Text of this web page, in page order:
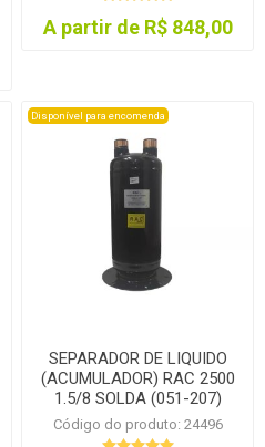
A partir de R$ 848,00
Disponível para encomenda
SEPARADOR DE LIQUIDO
(ACUMULADOR) RAC 2500
1.5/8 SOLDA (051-207)
Código do produto: 24496